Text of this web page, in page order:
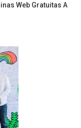
Web Gratuitas A